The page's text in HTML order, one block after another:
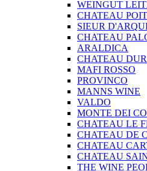
WEINGUT
CHATEAU
SIEUR
CHATEAU
ARALDICA
CHATEAU
MAFI ROSSO
PROVINCO
MANNS WINE
VALDO
MONTE DEI
CHATEAU LE
CHATEAU DE
CHATEAU
CHATEAU
THE WINE